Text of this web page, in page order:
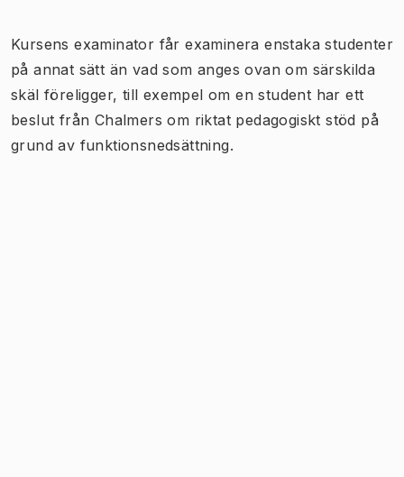
Kursens examinator får examinera enstaka studenter
på annat sätt än vad som anges ovan om särskilda
skäl föreligger, till exempel om en student har ett
beslut från Chalmers om riktat pedagogiskt stöd på
grund av funktionsnedsättning.